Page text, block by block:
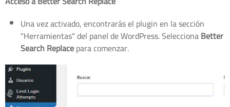
Una vez activado, encontrarás el plugin en la sección
"Herramientas" del panel de WordPress. SeleccionaBetter
Search Replacepara comenzar.